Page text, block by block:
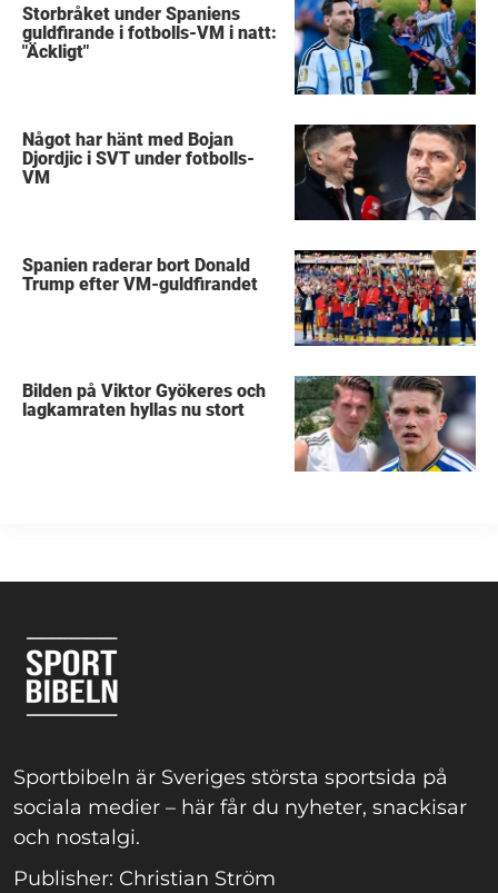
Storbråket under Spaniens
guldfirande i fotbolls-VM i natt:
"Äckligt"
Något har hänt med Bojan
Djordjic i SVT under fotbolls-
VM
Spanien raderar bort Donald
Trump efter VM-guldfirandet
Bilden på Viktor Gyökeres och
lagkamraten hyllas nu stort
Sportbibeln är Sveriges största sportsida på
sociala medier – här får du nyheter, snackisar
och nostalgi.
Publisher: Christian Ström